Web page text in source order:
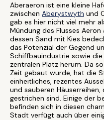
Aberaeron ist eine kleine
zwischen Aberystwyth und
gab es hier nicht viel mehr
Mündung des Flusses
dessen Sand mit Kies
das Potenzial der Gegend
Schiffbauindustrie sowie
zentralen Platz herum. Da
Zeit gebaut wurde, hat die
einheitliches, rezentes
und sauberen
gestrichen sind. Einige der
befinden sich in diesen
Stadt verfügt auch über